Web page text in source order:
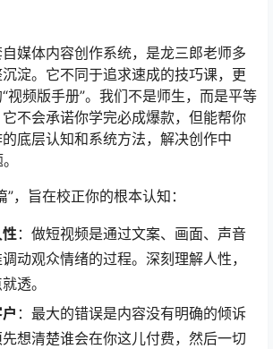
媒体内容创作系统，是龙三郎老师多
淀。它不同于追求速成的技巧课，更
视频版手册”。我们不是师生，而是平等
不会承诺你学完必成爆款，但能帮你
底层认知和系统方法，解决创作中
，旨在校正你的根本认知：
：做短视频是通过文案、画面、声音
动观众情绪的过程。深刻理解人性，
透。
：最大的错误是内容没有明确的倾诉
想清楚谁会在你这儿付费，然后一切